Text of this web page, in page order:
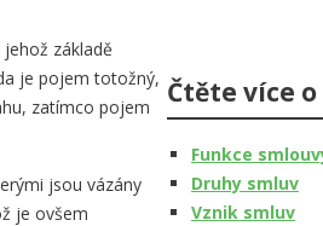
základě
je pojem totožný,
zatímco pojem
jsou vázány
je ovšem
Čtěte více
Funkce
Druhy smluv
Vznik smluv